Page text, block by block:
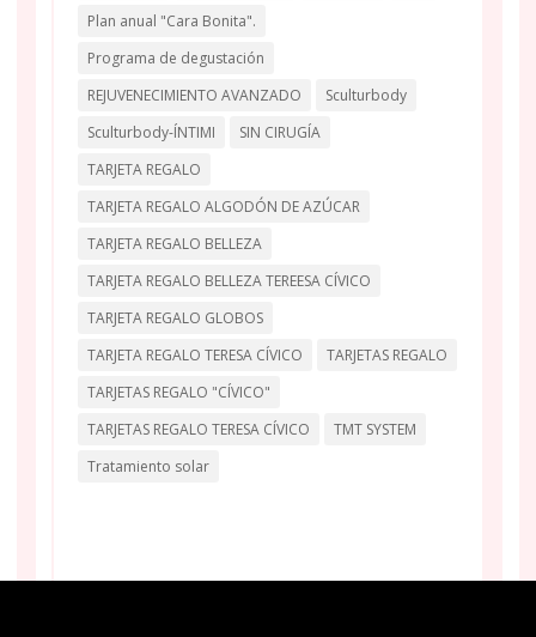
Plan anual "Cara Bonita".
Programa de degustación
REJUVENECIMIENTO AVANZADO
Sculturbody
Sculturbody-ÍNTIMI
SIN CIRUGÍA
TARJETA REGALO
TARJETA REGALO ALGODÓN DE AZÚCAR
TARJETA REGALO BELLEZA
TARJETA REGALO BELLEZA TEREESA CÍVICO
TARJETA REGALO GLOBOS
TARJETA REGALO TERESA CÍVICO
TARJETAS REGALO
TARJETAS REGALO "CÍVICO"
TARJETAS REGALO TERESA CÍVICO
TMT SYSTEM
Tratamiento solar